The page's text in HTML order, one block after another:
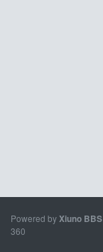
Powered byXiuno BBS
360